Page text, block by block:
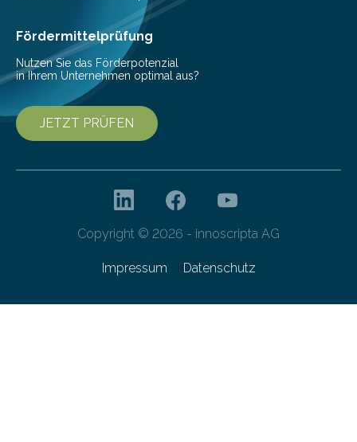
Ernährung zu sichern. Ohne sie besteht die weltweite
Gefahr erheblicher…
Fördermittelprüfung
Nutzen Sie das Förderpotenzial
in Ihrem Unternehmen optimal aus?
JETZT PRÜFEN
Copyright © 2026 - innoscripta AG
Impressum Datenschutz